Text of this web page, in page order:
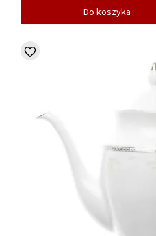
Do koszyka